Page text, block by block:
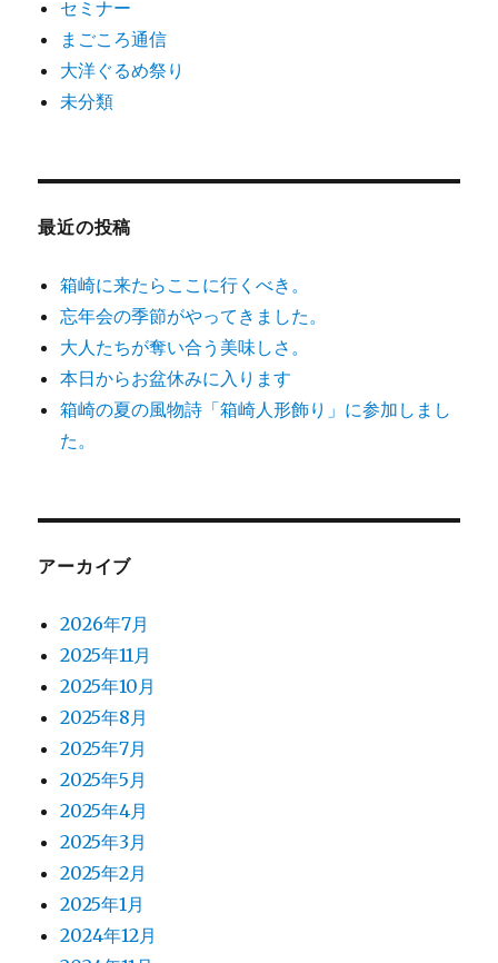
セミナー
まごころ通信
大洋ぐるめ祭り
未分類
最近の投稿
箱崎に来たらここに行くべき。
忘年会の季節がやってきました。
大人たちが奪い合う美味しさ。
本日からお盆休みに入ります
箱崎の夏の風物詩「箱崎人形飾り」に参加しまし
た。
アーカイブ
2026年7月
2025年11月
2025年10月
2025年8月
2025年7月
2025年5月
2025年4月
2025年3月
2025年2月
2025年1月
2024年12月